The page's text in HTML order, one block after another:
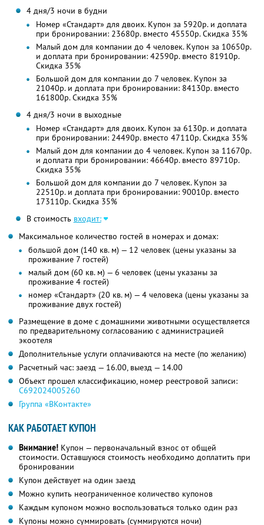
4 дня/3 ночи в будни
Номер «Стандарт» для двоих. Купон за 5920р. и доплата
при бронировании: 23680р. вместо 45550р. Скидка 35%
Малый дом для компании до 4 человек. Купон за 10650р.
и доплата при бронировании: 42590р. вместо 81910р.
Скидка 35%
Большой дом для компании до 7 человек. Купон за
21040р. и доплата при бронировании: 84130р. вместо
161800р. Скидка 35%
4 дня/3 ночи в выходные
Номер «Стандарт» для двоих. Купон за 6130р. и доплата
при бронировании: 24490р. вместо 47110р. Скидка 35%
Малый дом для компании до 4 человек. Купон за 11670р.
и доплата при бронировании: 46640р. вместо 89710р.
Скидка 35%
Большой дом для компании до 7 человек. Купон за
22510р. и доплата при бронировании: 90010р. вместо
173110р. Скидка 35%
В стоимость входит:
Максимальное количество гостей в номерах и домах:
большой дом (140 кв. м) — 12 человек (цены указаны за
проживание 7 гостей)
малый дом (60 кв. м) — 6 человек (цены указаны за
проживание 4 гостей)
номер «Стандарт» (20 кв. м) — 4 человека (цены указаны за
проживание двух гостей)
Размещение в доме с домашними животными осуществляется
по предварительному согласованию с администрацией
экоотеля
Дополнительные услуги оплачиваются на месте (по желанию)
Расчетный час: заезд — 16.00, выезд — 14.00
Объект прошел классификацию, номер реестровой записи:
С692024005260
Группа «ВКонтакте»
КАК РАБОТАЕТ КУПОН
Внимание! Купон — первоначальный взнос от общей
стоимости. Оставшуюся стоимость необходимо доплатить при
бронировании
Купон действует на один заезд
Можно купить неограниченное количество купонов
Каждым купоном можно воспользоваться только один раз
Купоны можно суммировать (суммируются ночи)